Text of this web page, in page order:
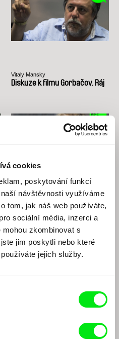
cookies
poskytování funkcí
návštěvnosti využíváme
tom, jak náš web používáte,
sociální média, inzerci a
zkombinovat s
jim poskytli nebo které
jejich služby.
Vitaly Mansky
Diskuze k filmu Gorbačov. Ráj
Helena Třeštíková
Diskuze k filmu Anny